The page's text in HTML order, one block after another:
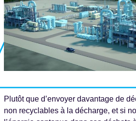
Plutôt que d’envoyer davantage de
non recyclables à la décharge, et si